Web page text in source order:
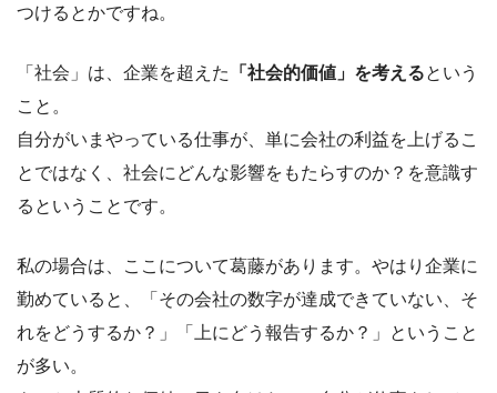
つけるとかですね。
「社会」は、企業を超えた 「社会的価値」を考えるという
こと。
自分がいまやっている仕事が、単に会社の利益を上げるこ
とではなく、社会にどんな影響をもたらすのか？を意識す
るということです。
私の場合は、ここについて葛藤があります。やはり企業に
勤めていると、「その会社の数字が達成できていない、そ
れをどうするか？」「上にどう報告するか？」ということ
が多い。